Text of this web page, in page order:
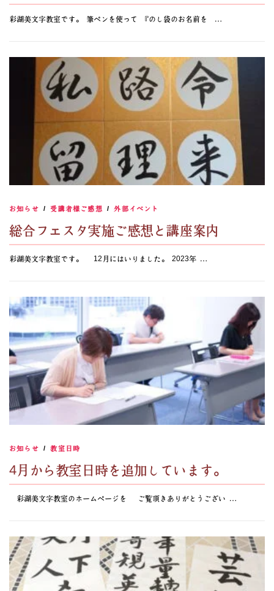
彩湖美文字教室です。 筆ペンを使って 『のし袋のお名前を …
お知らせ /受講者様ご感想 /外部イベント
総合フェスタ実施ご感想と講座案内
彩湖美文字教室です。 12月にはいりました。 2023年 …
お知らせ /教室日時
4月から教室日時を追加しています。
彩湖美文字教室のホームページを ご覧頂きありがとうござい …